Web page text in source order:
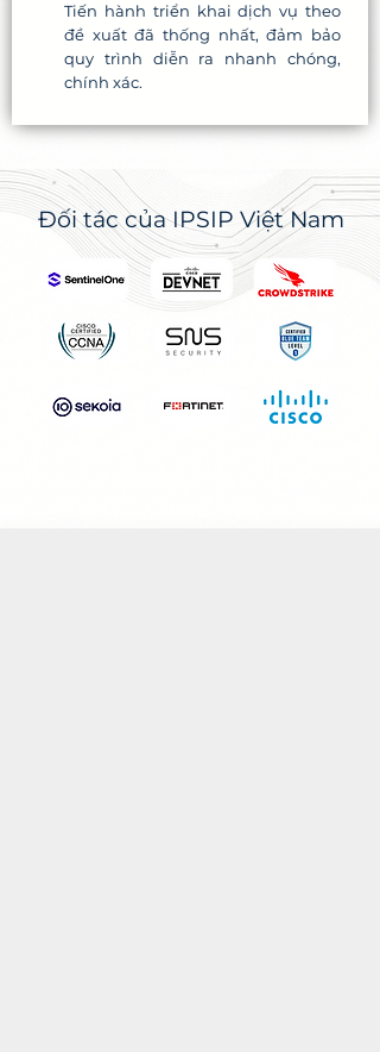
Tiến hành triển khai dịch vụ theo
đề xuất đã thống nhất, đảm bảo
quy trình diễn ra nhanh chóng,
chính xác.
Đối tác của IPSIP Việt Nam